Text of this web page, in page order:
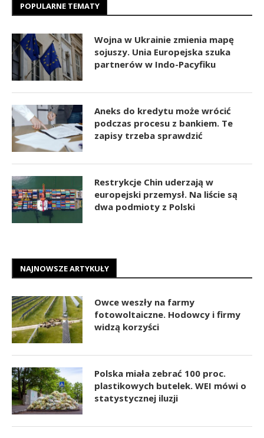
POPULARNE TEMATY
Wojna w Ukrainie zmienia mapę
sojuszy. Unia Europejska szuka
partnerów w Indo-Pacyfiku
Aneks do kredytu może wrócić
podczas procesu z bankiem. Te
zapisy trzeba sprawdzić
Restrykcje Chin uderzają w
europejski przemysł. Na liście są
dwa podmioty z Polski
NAJNOWSZE ARTYKUŁY
Owce weszły na farmy
fotowoltaiczne. Hodowcy i firmy
widzą korzyści
Polska miała zebrać 100 proc.
plastikowych butelek. WEI mówi o
statystycznej iluzji